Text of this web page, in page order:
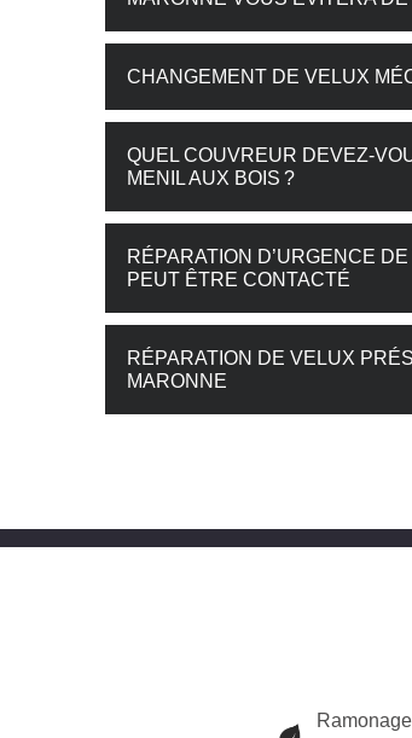
CHANGEMENT DE VELUX
QUEL COUVREUR DEVEZ-
MENIL AUX BOIS ?
RÉPARATION D’URGENCE
PEUT ÊTRE CONTACTÉ
RÉPARATION DE VELUX
MARONNE